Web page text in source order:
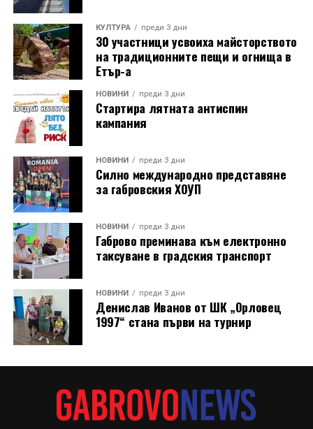
КУЛТУРА преди 3 дни
30 участници усвоиха майсторството
на традиционните пещи и огнища в
Етър-а
НОВИНИ преди 3 дни
Стартира лятната антиспин
кампания
НОВИНИ преди 3 дни
Силно международно представяне
за габровския ХОУП
НОВИНИ преди 3 дни
Габрово преминава към електронно
таксуване в градския транспорт
НОВИНИ преди 3 дни
Денислав Иванов от ШК „Орловец
1997“ стана първи на турнир